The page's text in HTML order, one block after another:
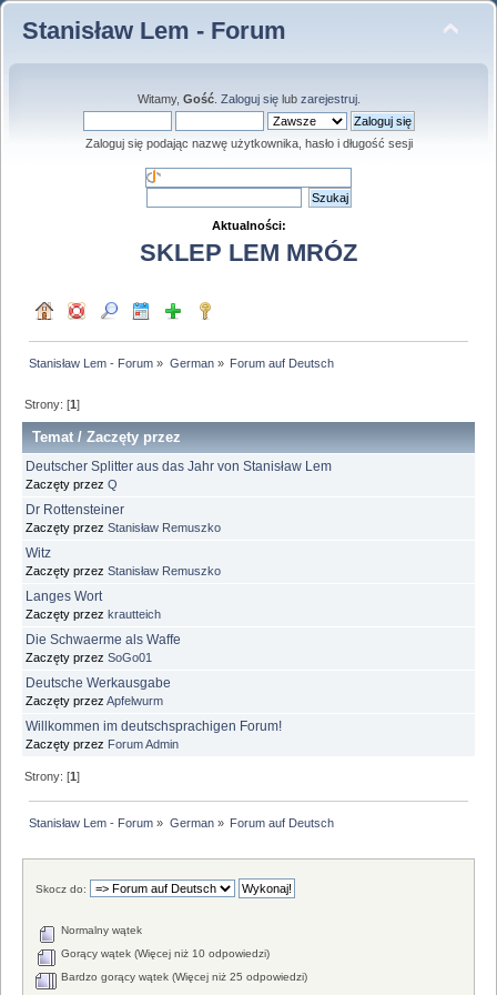
Stanisław Lem - Forum
Witamy, Gość. Zaloguj sięlub zarejestruj.
Zaloguj się podając nazwę użytkownika, hasło i długość sesji
Aktualności:
SKLEP LEM MRÓZ
Stanisław Lem - Forum » German» Forum auf Deutsch
Strony: [1]
Temat /Zaczęty przez
Deutscher Splitter aus das Jahr von Stanisław Lem
Zaczęty przez Q
Dr Rottensteiner
Zaczęty przez Stanisław Remuszko
Witz
Zaczęty przez Stanisław Remuszko
Langes Wort
Zaczęty przez krautteich
Die Schwaerme als Waffe
Zaczęty przez SoGo01
Deutsche Werkausgabe
Zaczęty przez Apfelwurm
Willkommen im deutschsprachigen Forum!
Zaczęty przez Forum Admin
Strony: [1]
Stanisław Lem - Forum » German» Forum auf Deutsch
Skocz do:
Normalny wątek
Gorący wątek (Więcej niż 10 odpowiedzi)
Bardzo gorący wątek (Więcej niż 25 odpowiedzi)